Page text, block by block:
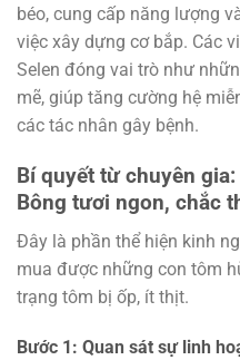
béo, cung cấp năng lượng
việc xây dựng cơ bắp. Các
Selen đóng vai trò như
mẽ, giúp tăng cường hệ
các tác nhân gây bệnh.
Bí quyết từ chuyên
Bông tươi ngon, chắc
Đây là phần thể hiện kinh
mua được những con tôm
trạng tôm bị ốp, ít thịt.
Bước 1: Quan sát sự linh